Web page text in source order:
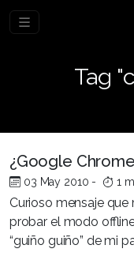
Tag
¿Google
03 May 2010 - 1
Curioso mensaje que
probar el modo
“guiño guiño” de mi